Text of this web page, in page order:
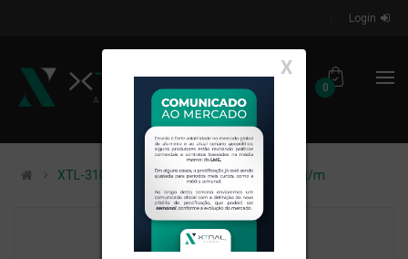
Login
0
X
XTL-310 - (XA-294) - PESO LINEAR: 0,779kg/m